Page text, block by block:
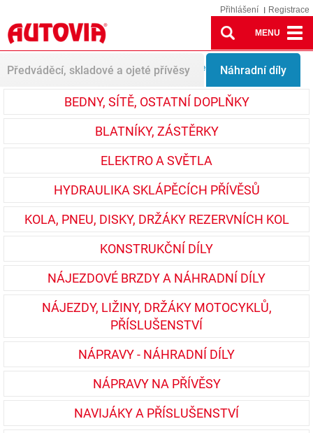
Přihlášení Registrace
MENU
Spare parts Uzávěry bočnic, panty, aretace
Předváděcí, skladové a ojeté přívěsy Náhradní díly
BEDNY, SÍTĚ, OSTATNÍ DOPLŇKY
BLATNÍKY, ZÁSTĚRKY
ELEKTRO A SVĚTLA
HYDRAULIKA SKLÁPĚCÍCH PŘÍVĚSŮ
KOLA, PNEU, DISKY, DRŽÁKY REZERVNÍCH KOL
KONSTRUKČNÍ DÍLY
NÁJEZDOVÉ BRZDY A NÁHRADNÍ DÍLY
NÁJEZDY, LIŽINY, DRŽÁKY MOTOCYKLŮ,
PŘÍSLUŠENSTVÍ
NÁPRAVY - NÁHRADNÍ DÍLY
NÁPRAVY NA PŘÍVĚSY
NAVIJÁKY A PŘÍSLUŠENSTVÍ